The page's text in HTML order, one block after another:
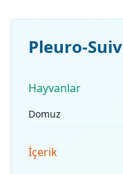
Pleuro-
Hayvanlar
Domuz
İçerik